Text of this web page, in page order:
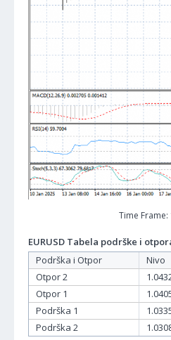
Time
EURUSD Tabela podrške i
Podrška i Otpor
Nivo
Otpor 2
Otpor 1
Podrška 1
Podrška 2